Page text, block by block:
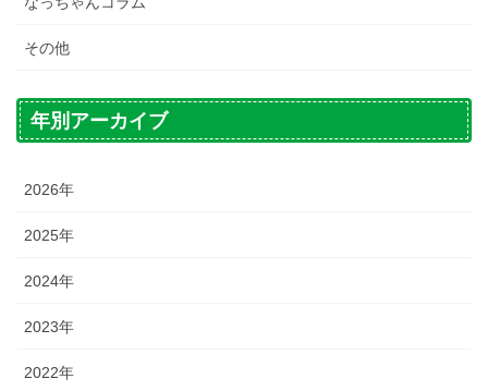
その他
年別アーカイブ
2026年
2025年
2024年
2023年
2022年